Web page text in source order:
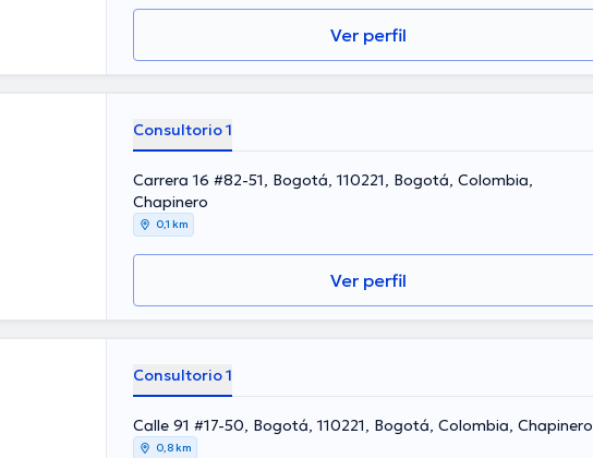
Ver perfil
Consultorio 1
Carrera 16 #82-51, Bogotá, 110221, Bogotá, Colombia,
Chapinero
0,1 km
Ver perfil
Consultorio 1
Calle 91 #17-50, Bogotá, 110221, Bogotá, Colombia, Chapinero
0,8 km